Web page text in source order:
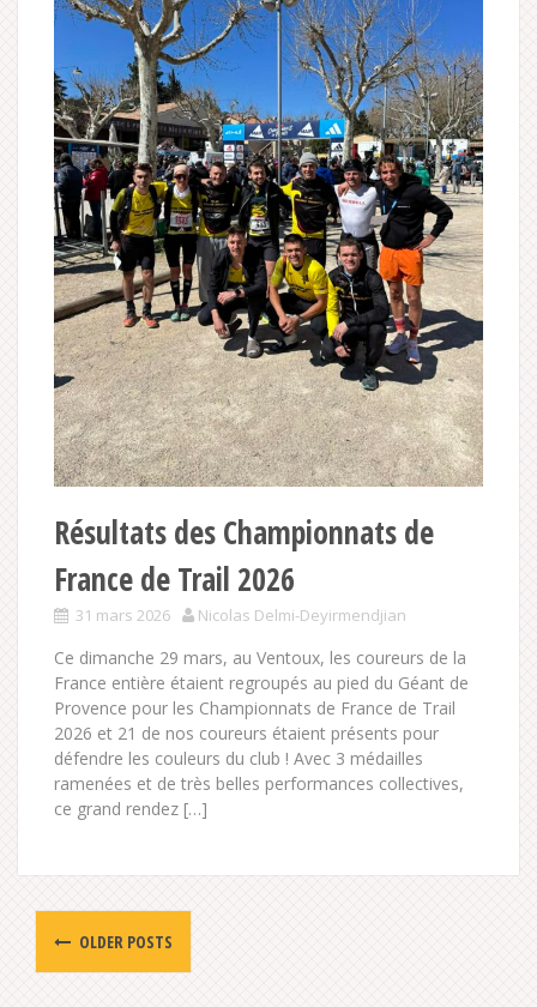
Résultats des Championnats de
France de Trail 2026
31 mars 2026 Nicolas Delmi-Deyirmendjian
Ce dimanche 29 mars, au Ventoux, les coureurs de la
France entière étaient regroupés au pied du Géant de
Provence pour les Championnats de France de Trail
2026 et 21 de nos coureurs étaient présents pour
défendre les couleurs du club ! Avec 3 médailles
ramenées et de très belles performances collectives,
ce grand rendez […]
Posts
navigation
OLDER POSTS